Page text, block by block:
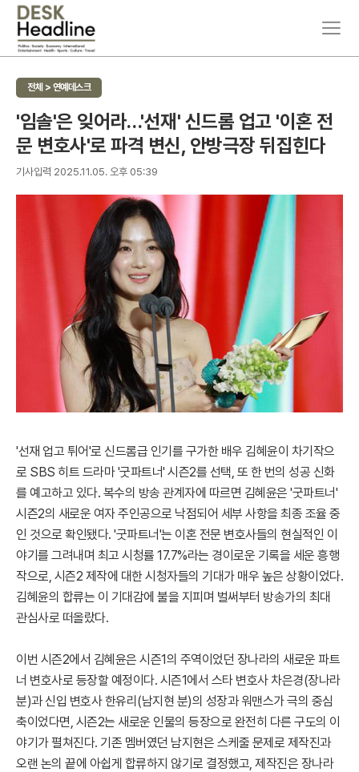
뉴
스
주
메
뉴
전체 > 연예데스크
'임솔'은 잊어라…'선재' 신드롬 업고 '이혼 전
문 변호사'로 파격 변신, 안방극장 뒤집힌다
기사입력 2025.11.05. 오후 05:39
'선재 업고 튀어'로 신드롬급 인기를 구가한 배우 김혜윤이 차기작으
로 SBS 히트 드라마 '굿파트너' 시즌2를 선택, 또 한 번의 성공 신화
를 예고하고 있다. 복수의 방송 관계자에 따르면 김혜윤은 '굿파트너'
시즌2의 새로운 여자 주인공으로 낙점되어 세부 사항을 최종 조율 중
인 것으로 확인됐다. '굿파트너'는 이혼 전문 변호사들의 현실적인 이
야기를 그려내며 최고 시청률 17.7%라는 경이로운 기록을 세운 흥행
작으로, 시즌2 제작에 대한 시청자들의 기대가 매우 높은 상황이었다.
김혜윤의 합류는 이 기대감에 불을 지피며 벌써부터 방송가의 최대
관심사로 떠올랐다.
이번 시즌2에서 김혜윤은 시즌1의 주역이었던 장나라의 새로운 파트
너 변호사로 등장할 예정이다. 시즌1에서 스타 변호사 차은경(장나라
분)과 신입 변호사 한유리(남지현 분)의 성장과 워맨스가 극의 중심
축이었다면, 시즌2는 새로운 인물의 등장으로 완전히 다른 구도의 이
야기가 펼쳐진다. 기존 멤버였던 남지현은 스케줄 문제로 제작진과
오랜 논의 끝에 아쉽게 합류하지 않기로 결정했고, 제작진은 장나라